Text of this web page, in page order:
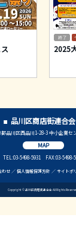
2025
品川区商店街連合会
都品川区西品川1-28-3 中小企業セ
MAP
TEL:03-5498-5931 FAX:03-5498-
わせ 個人情報保護方針 サイトポ
Copyright © 品川区商店街連合会 All Rights